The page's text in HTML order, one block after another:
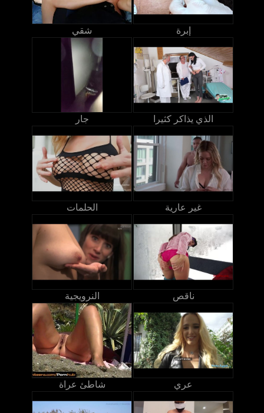
شقي إبرة
جار الذي يذاكر كثيرا
الحلمات غير عارية
النرويجية ناقص
شاطئ عراة عري